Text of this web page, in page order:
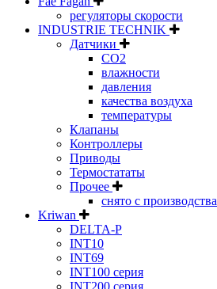
регуляторы скорости
INDUSTRIE TECHNIK
Датчики
CO2
влажности
давления
качества воздуха
температуры
Клапаны
Контроллеры
Приводы
Термостататы
Прочее
снято с производства
Kriwan
DELTA-P
INT10
INT69
INT100 серия
INT200 серия